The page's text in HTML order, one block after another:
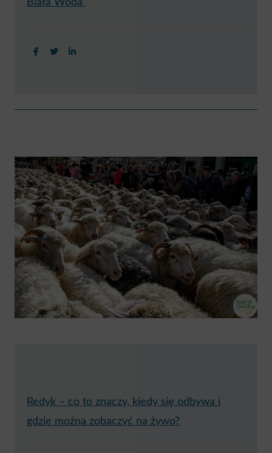
Biała Woda
Redyk – co to znaczy, kiedy się odbywa i
gdzie można zobaczyć na żywo?